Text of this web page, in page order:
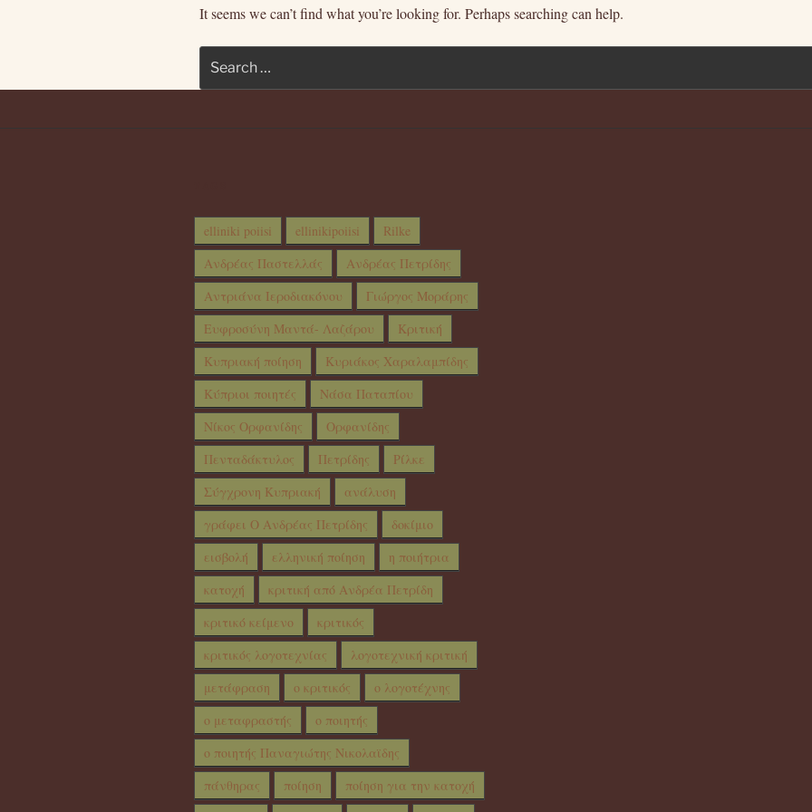
It seems we can’t find what you’re looking for. Perhaps searching can help.
Search
for:
elliniki poiisi ellinikipoiisi
Rilke
Ανδρέας Παστελλάς
Ανδρέας Πετρίδης
Αντριάνα Ιεροδιακόνου
Γιώργος Μοράρης
Ευφροσύνη Μαντά- Λαζάρου
Κριτική
Κυπριακή ποίηση
Κυριάκος Χαραλαμπίδης
Κύπριοι ποιητές
Νάσα Παταπίου
Νίκος Ορφανίδης
Ορφανίδης
Πενταδάκτυλος
Πετρίδης
Ρίλκε
Σύγχρονη Κυπριακή
ανάλυση
γράφει Ο Ανδρέας Πετρίδης
δοκίμιο
εισβολή
ελληνική ποίηση
η ποιήτρια
κατοχή
κριτική από Ανδρέα Πετρίδη
κριτικό κείμενο
κριτικός
κριτικός λογοτεχνίας
λογοτεχνική κριτική
μετάφραση
ο κριτικός
ο λογοτέχνης
ο μεταφραστής
ο ποιητής
ο ποιητής Παναγιώτης Νικολαϊδης
πάνθηρας
ποίηση
ποίηση για την κατοχή